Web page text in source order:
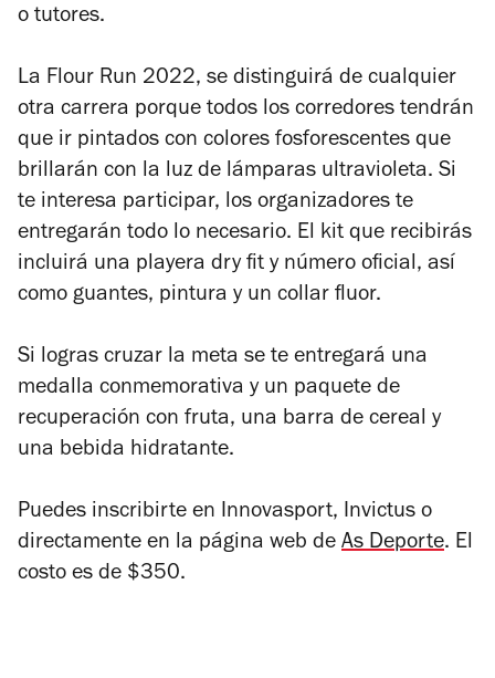
o tutores.
La Flour Run 2022, se distinguirá de cualquier
otra carrera porque todos los corredores tendrán
que ir pintados con colores fosforescentes que
brillarán con la luz de lámparas ultravioleta. Si
te interesa participar, los organizadores te
entregarán todo lo necesario. El kit que recibirás
incluirá una playera dry fit y número oficial, así
como guantes, pintura y un collar fluor.
Si logras cruzar la meta se te entregará una
medalla conmemorativa y un paquete de
recuperación con fruta, una barra de cereal y
una bebida hidratante.
Puedes inscribirte en Innovasport, Invictus o
directamente en la página web de As Deporte. El
costo es de $350.